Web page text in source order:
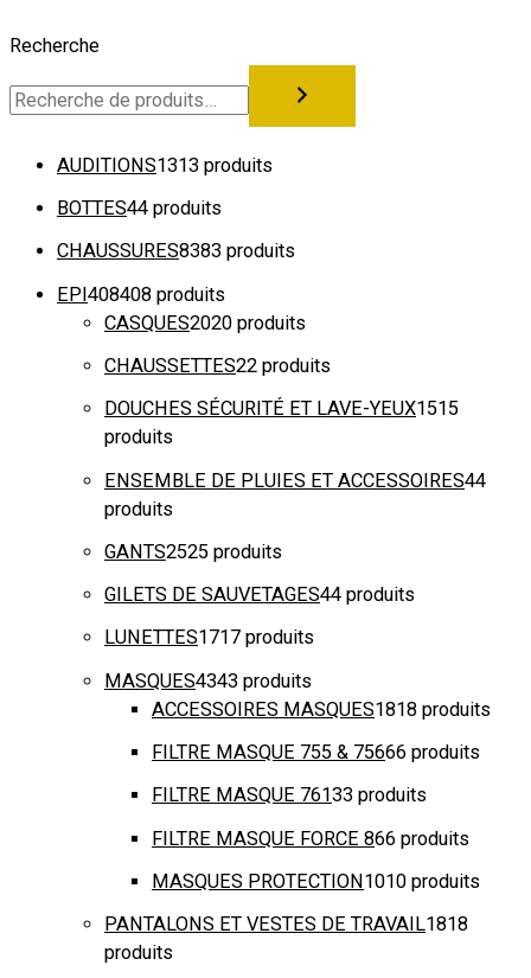
Recherche
AUDITIONS1313 produits
BOTTES44 produits
CHAUSSURES8383 produits
EPI408408 produits
CASQUES2020 produits
CHAUSSETTES22 produits
DOUCHES SÉCURITÉ ET LAVE-YEUX1515
produits
ENSEMBLE DE PLUIES ET ACCESSOIRES44
produits
GANTS2525 produits
GILETS DE SAUVETAGES44 produits
LUNETTES1717 produits
MASQUES4343 produits
ACCESSOIRES MASQUES1818 produits
FILTRE MASQUE 755 & 75666 produits
FILTRE MASQUE 76133 produits
FILTRE MASQUE FORCE 866 produits
MASQUES PROTECTION1010 produits
PANTALONS ET VESTES DE TRAVAIL1818
produits